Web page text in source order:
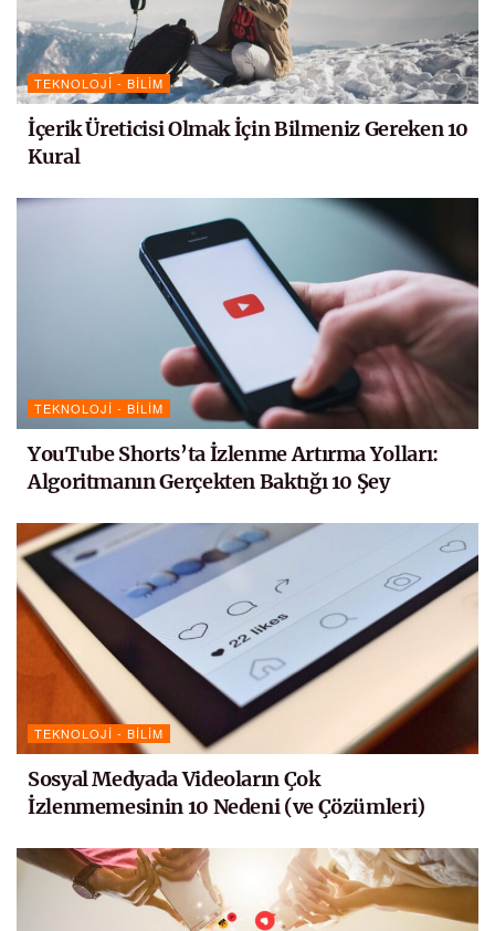
TEKNOLOJI - BILIM
İçerik Üreticisi Olmak İçin Bilmeniz Gereken 10
Kural
TEKNOLOJI - BILIM
YouTube Shorts’ta İzlenme Artırma Yolları:
Algoritmanın Gerçekten Baktığı 10 Şey
TEKNOLOJI - BILIM
Sosyal Medyada Videoların Çok
İzlenmemesinin 10 Nedeni (ve Çözümleri)